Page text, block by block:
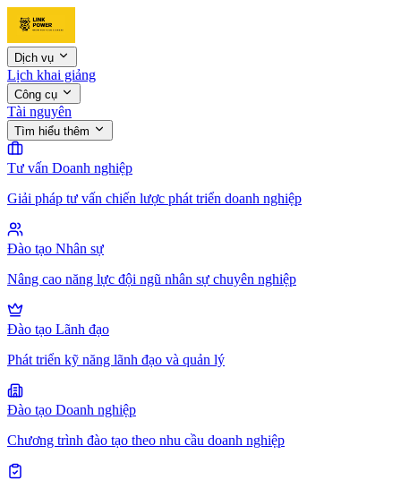
Dịch vụ
Lịch khai giảng
Công cụ
Tài nguyên
Tìm hiểu thêm
Tư vấn Doanh nghiệp
Giải pháp tư vấn chiến lược phát triển doanh nghiệp
Đào tạo Nhân sự
Nâng cao năng lực đội ngũ nhân sự chuyên nghiệp
Đào tạo Lãnh đạo
Phát triển kỹ năng lãnh đạo và quản lý
Đào tạo Doanh nghiệp
Chương trình đào tạo theo nhu cầu doanh nghiệp